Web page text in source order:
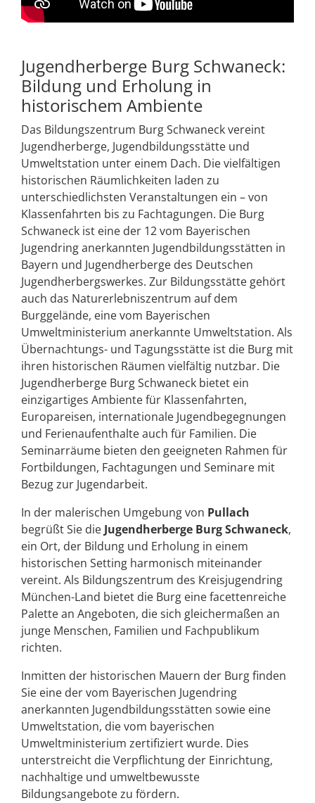
Jugendherberge Burg Schwaneck:
Bildung und Erholung in
historischem Ambiente
Das Bildungszentrum Burg Schwaneck vereint
Jugendherberge, Jugendbildungsstätte und
Umweltstation unter einem Dach. Die vielfältigen
historischen Räumlichkeiten laden zu
unterschiedlichsten Veranstaltungen ein – von
Klassenfahrten bis zu Fachtagungen. Die Burg
Schwaneck ist eine der 12 vom Bayerischen
Jugendring anerkannten Jugendbildungsstätten in
Bayern und Jugendherberge des Deutschen
Jugendherbergswerkes. Zur Bildungsstätte gehört
auch das Naturerlebniszentrum auf dem
Burggelände, eine vom Bayerischen
Umweltministerium anerkannte Umweltstation. Als
Übernachtungs- und Tagungsstätte ist die Burg mit
ihren historischen Räumen vielfältig nutzbar. Die
Jugendherberge Burg Schwaneck bietet ein
einzigartiges Ambiente für Klassenfahrten,
Europareisen, internationale Jugendbegegnungen
und Ferienaufenthalte auch für Familien. Die
Seminarräume bieten den geeigneten Rahmen für
Fortbildungen, Fachtagungen und Seminare mit
Bezug zur Jugendarbeit.
In der malerischen Umgebung von Pullach
begrüßt Sie die Jugendherberge Burg Schwaneck,
ein Ort, der Bildung und Erholung in einem
historischen Setting harmonisch miteinander
vereint. Als Bildungszentrum des Kreisjugendring
München-Land bietet die Burg eine facettenreiche
Palette an Angeboten, die sich gleichermaßen an
junge Menschen, Familien und Fachpublikum
richten.
Inmitten der historischen Mauern der Burg finden
Sie eine der vom Bayerischen Jugendring
anerkannten Jugendbildungsstätten sowie eine
Umweltstation, die vom bayerischen
Umweltministerium zertifiziert wurde. Dies
unterstreicht die Verpflichtung der Einrichtung,
nachhaltige und umweltbewusste
Bildungsangebote zu fördern.